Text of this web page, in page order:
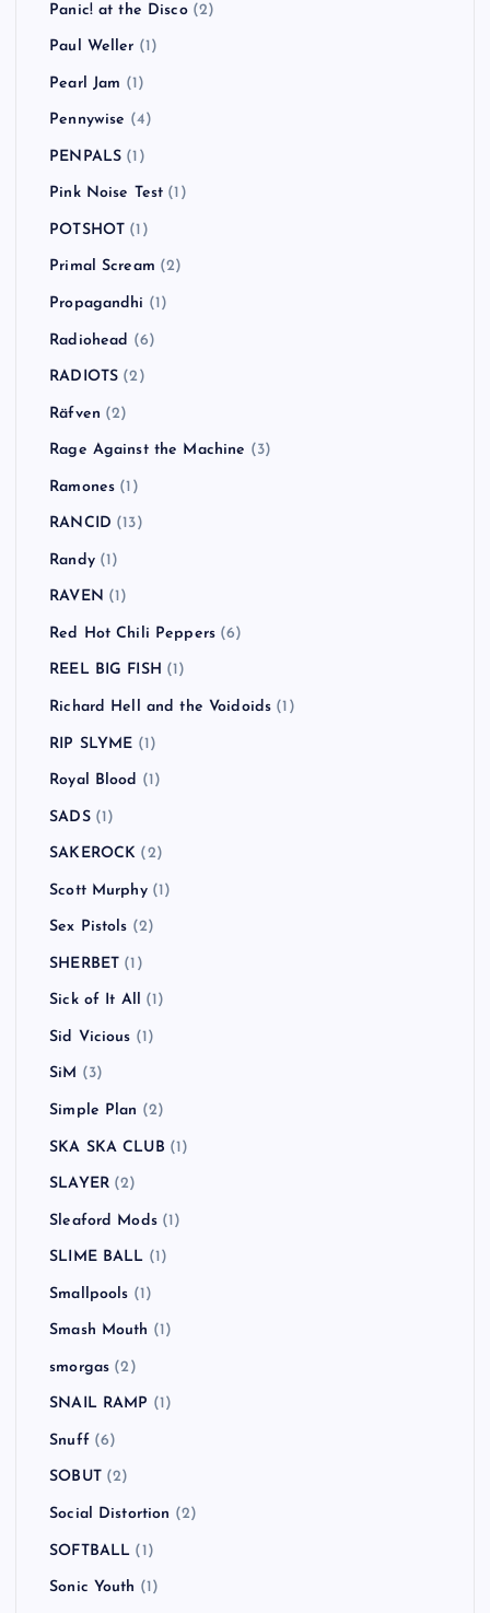
Panic! at the Disco(2)
Paul Weller (1)
Pearl Jam (1)
Pennywise (4)
PENPALS (1)
Pink Noise Test (1)
POTSHOT (1)
Primal Scream (2)
Propagandhi (1)
Radiohead (6)
RADIOTS (2)
Räfven (2)
Rage Against the Machine (3)
Ramones (1)
RANCID (13)
Randy(1)
RAVEN (1)
Red Hot Chili Peppers (6)
REEL BIG FISH (1)
Richard Hell and the Voidoids (1)
RIP SLYME (1)
Royal Blood (1)
SADS(1)
SAKEROCK (2)
Scott Murphy(1)
Sex Pistols (2)
SHERBET (1)
Sick of It All (1)
Sid Vicious (1)
SiM (3)
Simple Plan (2)
SKA SKA CLUB (1)
SLAYER(2)
Sleaford Mods(1)
SLIME BALL (1)
Smallpools (1)
Smash Mouth (1)
smorgas (2)
SNAIL RAMP (1)
Snuff (6)
SOBUT(2)
Social Distortion (2)
SOFTBALL (1)
Sonic Youth (1)